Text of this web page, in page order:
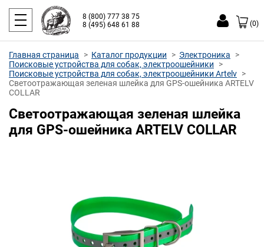
8 (800) 777 38 75
8 (495) 648 61 88
(0)
Главная страница Каталог продукции
Электроника
Поисковые устройства для собак, электроошейники
Поисковые устройства для собак, электроошейники Artelv
Светоотражающая зеленая шлейка для GPS-ошейника ARTELV
COLLAR
Светоотражающая зеленая шлейка
для GPS-ошейника ARTELV COLLAR